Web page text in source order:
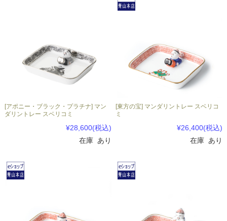
[アポニー・ブラック・プラチナ] マン
ダリントレー スベリコミ
¥28,600(税込)
在庫 あり
[東方の宝] マンダリントレー スベリコ
ミ
¥26,400(税込)
在庫 あり